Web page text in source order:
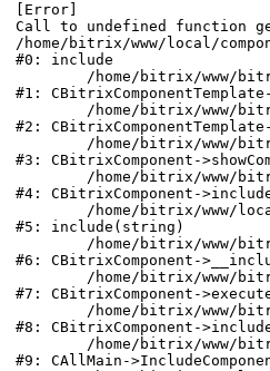
[Error]
Call to undefined function
/home/bitrix/www/local/
#0: include
#1:
#2:
#3: CBitrixComponent-
#4: CBitrixComponent-
#5: include(string)
#6: CBitrixComponent-
#7: CBitrixComponent-
#8: CBitrixComponent-
#9: CAllMain-